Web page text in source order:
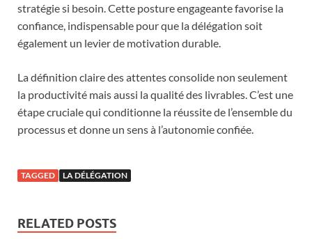
stratégie si besoin. Cette posture engageante favorise la
confiance, indispensable pour que la délégation soit
également un levier de motivation durable.
La définition claire des attentes consolide non seulement
la productivité mais aussi la qualité des livrables. C’est une
étape cruciale qui conditionne la réussite de l’ensemble du
processus et donne un sens à l’autonomie confiée.
TAGGED LA DÉLÉGATION
RELATED POSTS